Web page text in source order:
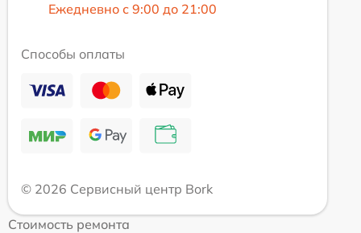
Ежедневно с 9:00 до 21:00
Способы оплаты
© 2026 Сервисный центр Bork
Стоимость ремонта